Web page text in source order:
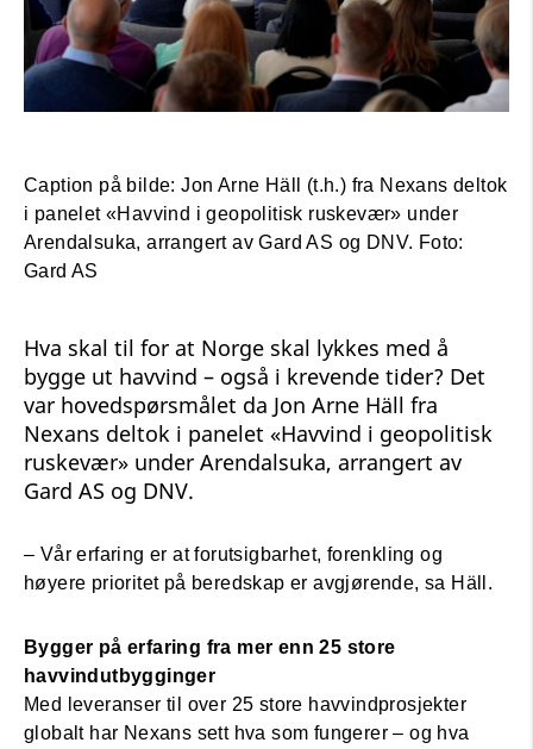
Caption på bilde: Jon Arne Häll (t.h.) fra Nexans deltok
i panelet «Havvind i geopolitisk ruskevær» under
Arendalsuka, arrangert av Gard AS og DNV. Foto:
Gard AS
Hva skal til for at Norge skal lykkes med å
bygge ut havvind – også i krevende tider? Det
var hovedspørsmålet da Jon Arne Häll fra
Nexans deltok i panelet «Havvind i geopolitisk
ruskevær» under Arendalsuka, arrangert av
Gard AS og DNV.
– Vår erfaring er at forutsigbarhet, forenkling og
høyere prioritet på beredskap er avgjørende, sa Häll.
Bygger på erfaring fra mer enn 25 store
havvindutbygginger
Med leveranser til over 25 store havvindprosjekter
globalt har Nexans sett hva som fungerer – og hva